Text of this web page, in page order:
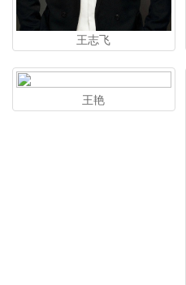
王志飞
王艳